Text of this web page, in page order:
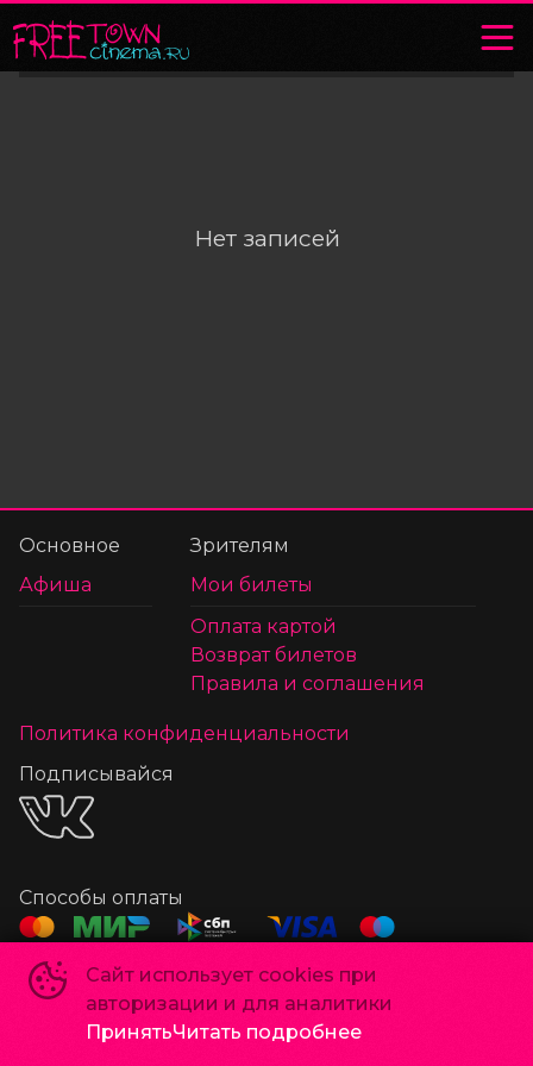
Нет записей
Сайт использует cookies при
авторизации и для аналитики
ПринятьЧитать подробнее
Основное
Афиша
Зрителям
Мои билеты
Оплата картой
Возврат билетов
Правила и соглашения
Политика конфиденциальности
Подписывайся
Способы оплаты
© 2022-2026
Powered byp24.app